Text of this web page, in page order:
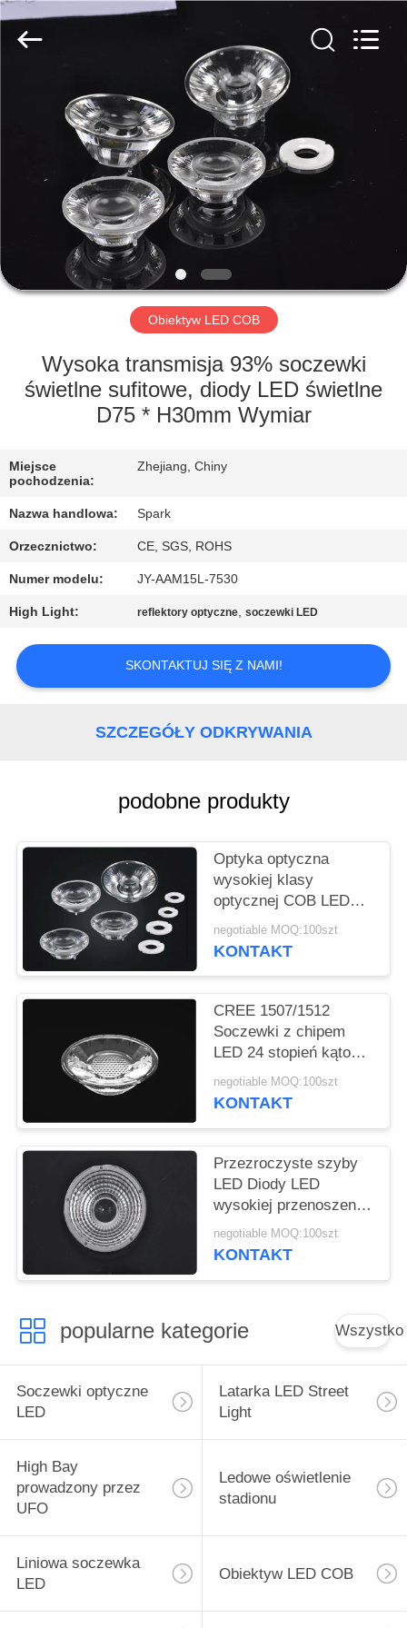
DOMU
PRODUKTY
NAS
WYCIECZKA
FABRYCE
JAKOŚCI
Z
NAMI
NOWOŚCI
SPRAWY
WYCENĘ
MAPA
WITRYNY
POLITYKA
PRYWATNOŚCI
Spark
Optics
Co.,
Obiektyw LED COB
Wysoka transmisja 93% soczewki
świetlne sufitowe, diody LED świetlne
D75 * H30mm Wymiar
Miejsce
pochodzenia:
Zhejiang, Chiny
Nazwa handlowa: Spark
Orzecznictwo: CE, SGS, ROHS
Numer modelu: JY-AAM15L-7530
High Light: reflektory optyczne,soczewki LED
SKONTAKTUJ SIĘ Z NAMI!
SZCZEGÓŁY ODKRYWANIA
podobne produkty
Optyka optyczna
wysokiej klasy
optycznej COB LED
Optyczna świetlówka o
jasnym świetle
negotiable MOQ:100szt
KONTAKT
CREE 1507/1512
Soczewki z chipem
LED 24 stopień kątowy
dla lampy sufitowej
LED
negotiable MOQ:100szt
KONTAKT
Przezroczyste szyby
LED Diody LED
wysokiej przenoszenia
93% dla lampek LED
10W - 200W
negotiable MOQ:100szt
KONTAKT
popularne kategorie Wszystko
Soczewki optyczne
LED
Latarka LED Street
Light
High Bay
prowadzony przez
UFO
Ledowe oświetlenie
stadionu
Liniowa soczewka
LED
Obiektyw LED COB